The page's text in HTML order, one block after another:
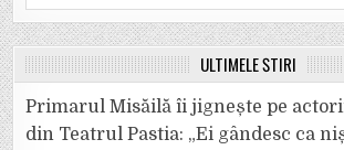
for:
ULTIMELE ȘTIRI
Primarul Misăilă îi jignește pe
din Teatrul Pastia: „Ei gândesc ca